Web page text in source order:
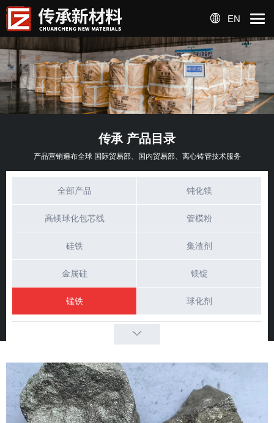
EN
传承 产品目录
产品营销遍布全球 国际贸易部、国内贸易部、离心铸管技术服务
全部产品 钝化镁
高镁球化包芯线 管模粉
硅铁 集渣剂
金属硅 镁锭
锰铁 球化剂